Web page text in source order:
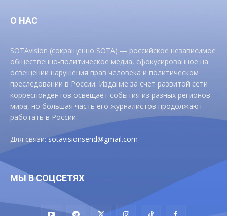
О НАС
SOTAvision (сокращенно SOTA) — российское независимое
общественно-политическое медиа, сфокусированное на
освещении нарушения прав человека и политическом
преследовании в России. Издание за счет развитой сети
корреспондентов освещает события из разных регионов
мира, но большая часть его журналистов продолжают
работать в России.
Для связи:sotavisionsend@gmail.com
МЫ В СОЦСЕТЯХ